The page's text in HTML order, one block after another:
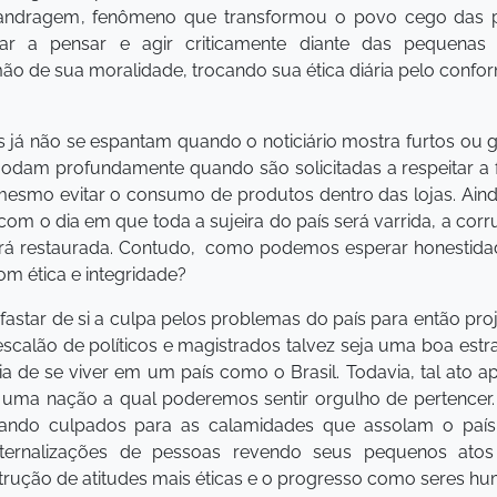
fenômeno que transformou o povo cego das
a pensar e agir criticamente diante das pequenas
de sua moralidade, trocando sua ética diária pelo
já não se espantam quando o noticiário mostra furtos ou
profundamente quando são solicitadas a respeitar
evitar o consumo de produtos dentro das lojas.
o dia em que toda a sujeira do país será varrida, a
restaurada. Contudo, como podemos esperar
ética e integridade?
de si a culpa pelos problemas do país para então
de políticos e magistrados talvez seja uma boa
de se viver em um país como o Brasil. Todavia, tal ato
nação a qual poderemos sentir orgulho de
culpados para as calamidades que assolam o
de pessoas revendo seus pequenos
de atitudes mais éticas e o progresso como seres